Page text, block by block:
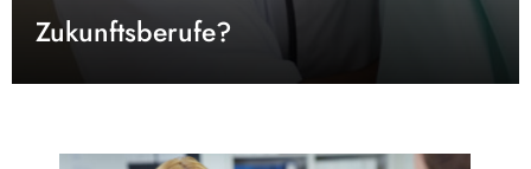
Zukunftsberufe?